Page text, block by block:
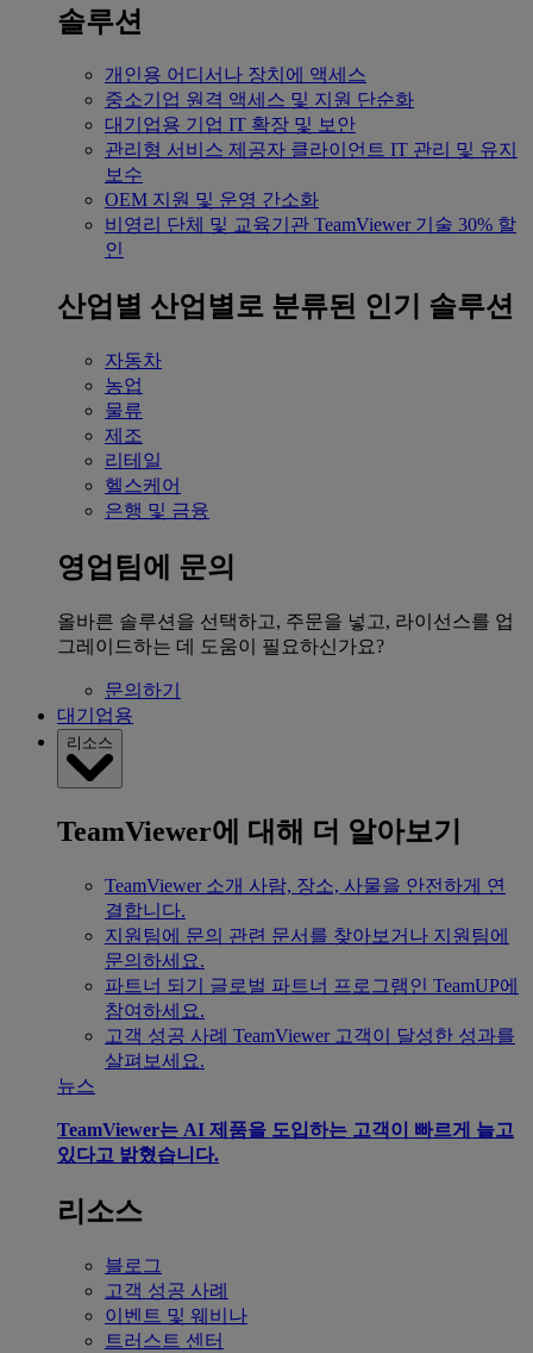
솔루션
개인용 어디서나 장치에 액세스
중소기업 원격 액세스 및 지원 단순화
대기업용 기업 IT 확장 및 보안
관리형 서비스 제공자 클라이언트 IT 관리 및 유지
보수
OEM 지원 및 운영 간소화
비영리 단체 및 교육기관 TeamViewer 기술 30% 할
인
산업별 산업별로 분류된 인기 솔루션
자동차
농업
물류
제조
리테일
헬스케어
은행 및 금융
영업팀에 문의
올바른 솔루션을 선택하고, 주문을 넣고, 라이선스를 업
그레이드하는 데 도움이 필요하신가요?
문의하기
대기업용
리소스
TeamViewer에 대해 더 알아보기
TeamViewer 소개 사람, 장소, 사물을 안전하게 연
결합니다.
지원팀에 문의 관련 문서를 찾아보거나 지원팀에
문의하세요.
파트너 되기
글로벌 파트너 프로그램인 TeamUP에
참여하세요.
고객 성공 사례 TeamViewer 고객이 달성한 성과를
살펴보세요.
뉴스
TeamViewer는 AI 제품을 도입하는 고객이 빠르게 늘고
있다고 밝혔습니다.
리소스
블로그
고객 성공 사례
이벤트 및 웨비나
트러스트 센터